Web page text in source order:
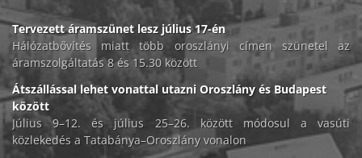
Tervezett áramszünet lesz július 17-én
Hálózatbővítés miatt több oroszlányi címen szünetel az
áramszolgáltatás 8 és 15.30 között
Átszállással lehet vonattal utazni Oroszlány és Budapest
között
Július 9–12. és július 25–26. között módosul a vasúti
közlekedés a Tatabánya–Oroszlány vonalon